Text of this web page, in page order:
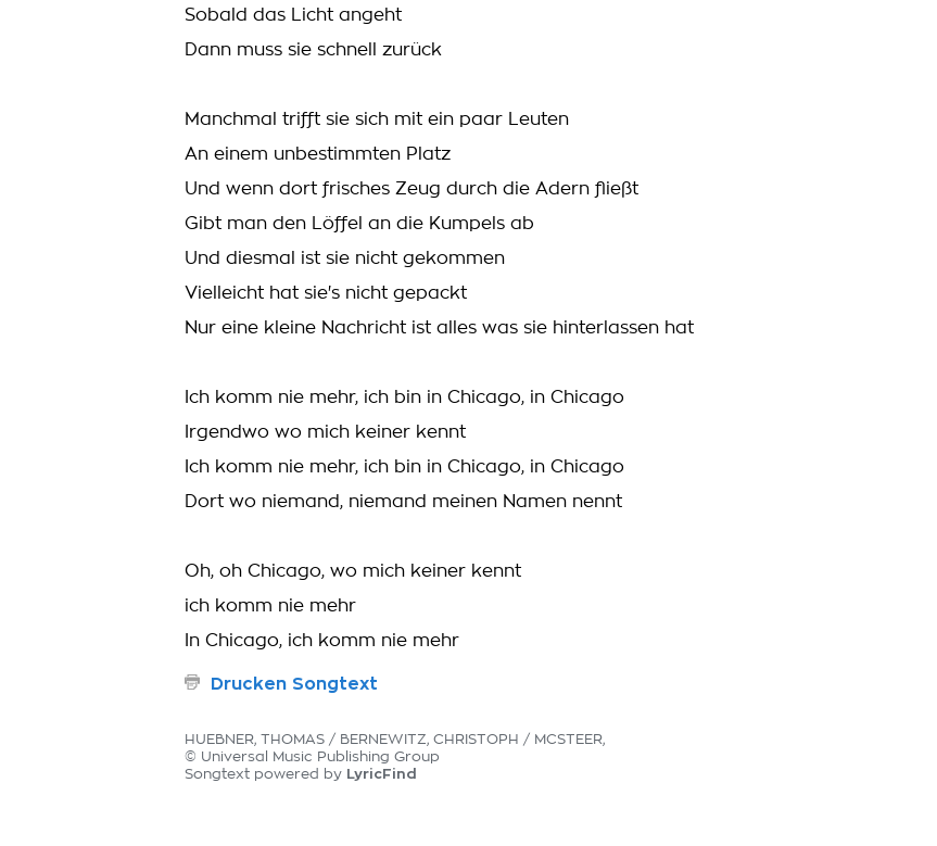
Sobald das Licht angeht
Dann muss sie schnell zurück
Manchmal trifft sie sich mit ein paar Leuten
An einem unbestimmten Platz
Und wenn dort frisches Zeug durch die Adern fließt
Gibt man den Löffel an die Kumpels ab
Und diesmal ist sie nicht gekommen
Vielleicht hat sie's nicht gepackt
Nur eine kleine Nachricht ist alles was sie hinterlassen hat
Ich komm nie mehr, ich bin in Chicago, in Chicago
Irgendwo wo mich keiner kennt
Ich komm nie mehr, ich bin in Chicago, in Chicago
Dort wo niemand, niemand meinen Namen nennt
Oh, oh Chicago, wo mich keiner kennt
ich komm nie mehr
In Chicago, ich komm nie mehr
Drucken Songtext
HUEBNER, THOMAS / BERNEWITZ, CHRISTOPH / MCSTEER,
© Universal Music Publishing Group
Songtext powered by LyricFind